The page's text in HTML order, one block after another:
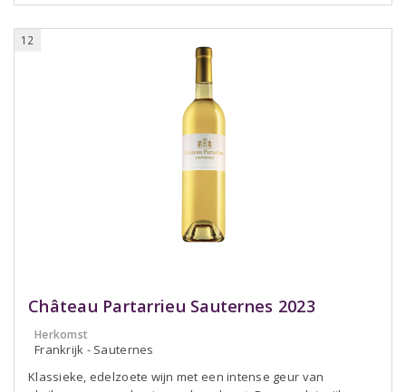
12
Château Partarrieu Sauternes 2023
Herkomst
Frankrijk - Sauternes
Klassieke, edelzoete wijn met een intense geur van